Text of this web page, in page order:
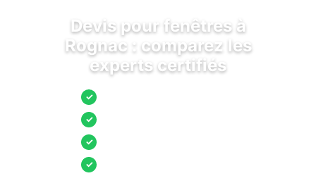
Devis pour fenêtres à
Rognac : comparez les
experts certifiés
✓
✓
✓
✓